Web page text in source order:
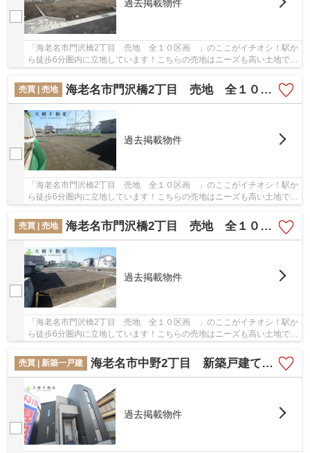
過去掲載物件
「海老名市門沢橋2丁目 売地 全１０区画 」のここがイチオシ！駅か
ら徒歩6分圏内に立地しています！こちらの売地はニーズも高い土地で
す！立地する準工業地域は、主に環境の悪化を...
売買 | 売地
海老名市門沢橋2丁目 売地 全１０区画
過去掲載物件
「海老名市門沢橋2丁目 売地 全１０区画 」のここがイチオシ！駅か
ら徒歩6分圏内に立地しています！こちらの売地はニーズも高い土地で
す！立地する準工業地域は、主に環境の悪化を...
売買 | 売地
海老名市門沢橋2丁目 売地 全１０区画
過去掲載物件
「海老名市門沢橋2丁目 売地 全１０区画 」のここがイチオシ！駅か
ら徒歩6分圏内に立地しています！こちらの売地はニーズも高い土地で
売買 | 新築一戸建
海老名市中野2丁目 新築戸建て 全２棟 【仲介手数料無料】
過去掲載物件